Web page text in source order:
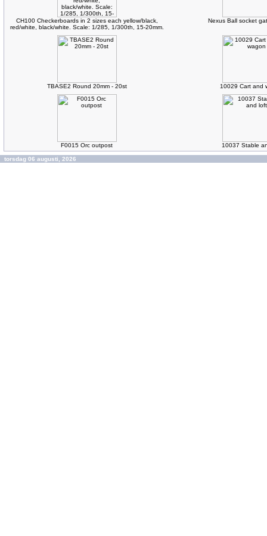
CH100 Checkerboards in 2 sizes each yellow/black,
red/white, black/white. Scale: 1/285, 1/300th, 15-20mm.
Nexus Ball socket
TBASE2 Round 20mm - 20st 10029 Cart and
F0015 Orc outpost 10037 Stable
torsdag 06 augusti, 2026